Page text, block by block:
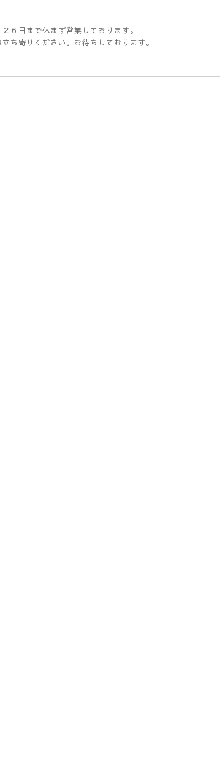
６日まで休まず営業しております。
ち寄りください。お待ちしております。